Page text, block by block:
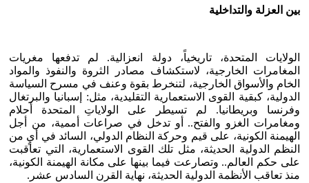
بين العزلة والتداخلية
الولايات المتحدة، تاريخياً، دولة انعزالية. لم تدفعها مغريات
المغامرات الخارجية، لاستكشاف مصادر الثروة والنفوذ والمواد
الخام والأسواق الخارجية، لتنخرط بقوة وعنف في مسرح السياسة
الدولية، كبقية القوى الاستعمارية التقليدية، مثل: إسبانيا والبرتغال
وفرنسا وبريطانيا. لم تسيطر على الولاياتِ المتحدة أحلام
ومغامرات الغزو والفتح.. أو تدخل في صراعات أممية، من أجل
الهيمنة الكونية، على قيم وحركة النظام الدولي، السائد في أيٍ من
النظم الدولية الحديثة، مثل تلك القوى الاستعمارية، التي تعاقبت
على حكم العالم.. وتصارعت فيما بينها على مكانة الهيمنة الكونية،
منذ تعاقب الأنظمة الدولية الحديثة، نهاية القرن السادس عشر.